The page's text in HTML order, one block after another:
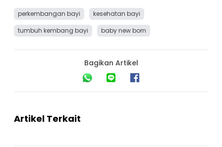
perkembangan bayi
kesehatan bayi
tumbuh kembang bayi
baby new born
Bagikan Artikel
Artikel Terkait